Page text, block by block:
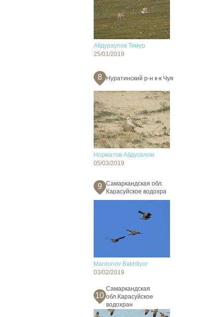
Абдураупов Тимур
25/01/2019
8 Нуратинский р-н к-к Чуя
Норматов Абдусалом
05/03/2019
9
Самаркандская обл.
Карасуйское водохра
Mardonov Bakhtiyor
03/02/2019
10
Самаркандская
обл.Карасуйское
водохран